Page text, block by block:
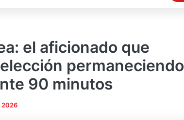
el aficionado que
permaneciendo
90 minutos
2026